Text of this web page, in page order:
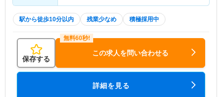
駅から徒歩10分以内 残業少なめ 積極採用中
保存する
この求人を問い合わせる
詳細を見る